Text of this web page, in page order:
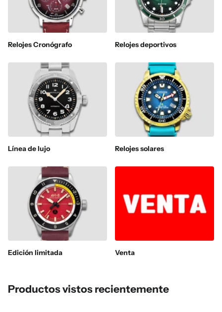
Relojes Cronógrafo Relojes deportivos
Línea de lujo Relojes solares
Edición limitada Venta
Productos vistos recientemente